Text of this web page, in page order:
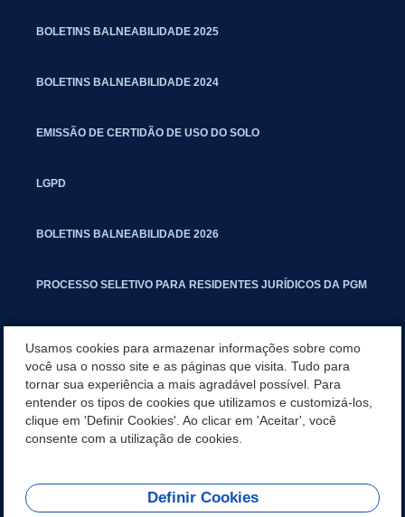
BOLETINS BALNEABILIDADE 2025
BOLETINS BALNEABILIDADE 2024
EMISSÃO DE CERTIDÃO DE USO DO SOLO
LGPD
BOLETINS BALNEABILIDADE 2026
PROCESSO SELETIVO PARA RESIDENTES JURÍDICOS DA PGM
MANUAL DE PROCEDIMENTOS IMOBILIÁRIOS SEINFRA
TURMINHA DO LAGO
Usamos cookies para armazenar informações sobre como
você usa o nosso site e as páginas que visita. Tudo para
tornar sua experiência a mais agradável possível. Para
entender os tipos de cookies que utilizamos e customizá-los,
clique em 'Definir Cookies'. Ao clicar em 'Aceitar', você
consente com a utilização de cookies.
Definir Cookies